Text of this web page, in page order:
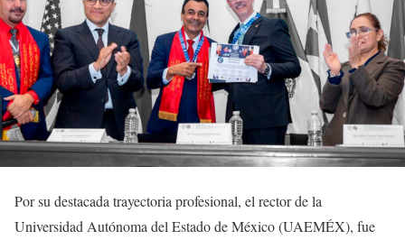
Por su destacada trayectoria profesional, el rector de la
Universidad Autónoma del Estado de México (UAEMÉX), fue